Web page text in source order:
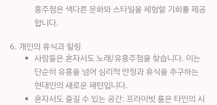
흥주점은 색다른 문화와 스타일을 체험할 기회를 제공
합니다.
6. 개인의 휴식과 힐링
사람들은 혼자서도 노래/유흥주점을 찾습니다. 이는
단순히 유흥을 넘어 심리적 안정과 휴식을 추구하는
현대인의 새로운 패턴입니다.
혼자서도 즐길 수 있는 공간: 프라이빗 룸은 타인의 시